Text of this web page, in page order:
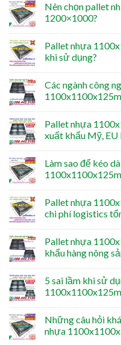
Nên chọn pallet
1200×1000?
Pallet nhựa
khi sử dụng?
Các ngành công
Pallet nhựa
xuất khẩu Mỹ, EU
Làm sao để kéo
Pallet nhựa
chi phí logistics
Pallet nhựa
khẩu hàng nông
5 sai lầm khi sử
Những câu hỏi
nhựa